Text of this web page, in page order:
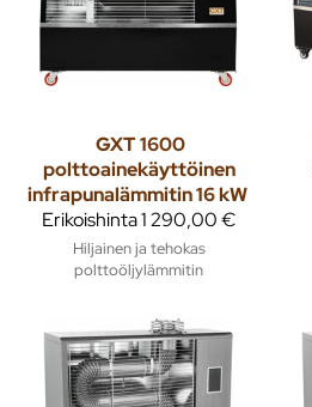
GXT 1600
polttoainekäyttöinen
infrapunalämmitin 16 kW
Erikoishinta1 290,00 €
Hiljainen ja tehokas
polttoöljylämmitin